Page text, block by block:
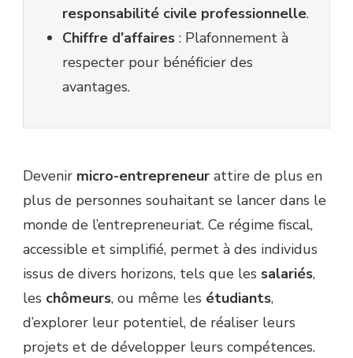
responsabilité civile professionnelle.
Chiffre d’affaires : Plafonnement à
respecter pour bénéficier des
avantages.
Devenir micro-entrepreneur attire de plus en
plus de personnes souhaitant se lancer dans le
monde de l’entrepreneuriat. Ce régime fiscal,
accessible et simplifié, permet à des individus
issus de divers horizons, tels que les salariés,
les chômeurs, ou même les étudiants,
d’explorer leur potentiel, de réaliser leurs
projets et de développer leurs compétences.